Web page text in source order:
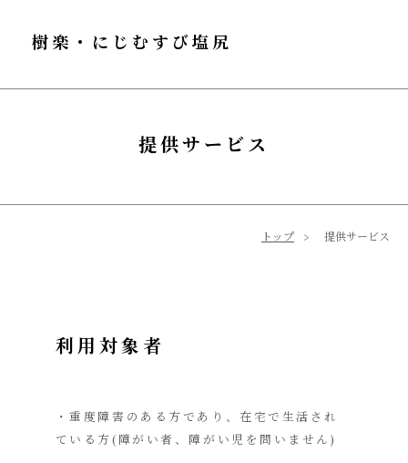
樹楽・にじむすび塩尻
提供サービス
トップ 提供サービス
利用対象者
・重度障害のある方であり、在宅で生活され
ている方(障がい者、障がい児を問いません)